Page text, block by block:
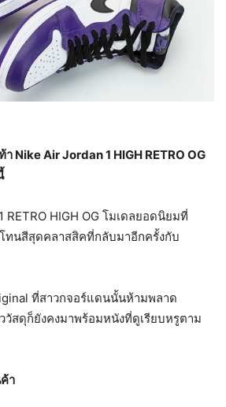
Nike Air Jordan 1 HIGH RETRO OG
RETRO HIGH OG โมเดลยอดนิยมที่
ทนสีสุดคลาสสิคที่กลับมาอีกครั้งกับ
ที่สาวกจอร์แดนนั้นห้ามพลาด
สดุก็ยังคงมาพร้อมหนังที่ดูเรียบหรูตาม
า